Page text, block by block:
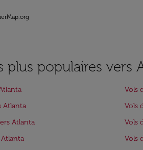
plus populaires vers
Vols
Atlanta
Vols
Atlanta
Vols
Vols